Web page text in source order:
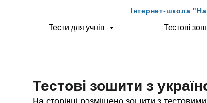
Інтернет-школа
Тести для учнів Тестові
Тестові зошити з
На сторінці розміщено зошити з